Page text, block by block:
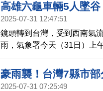
高雄六龜車輛5人墜
搜救
2025-07-31 12:47:51
鏡頭轉到台灣，受到西南氣
雨，氣象署今天（31日）上
報，其中台中、南投、嘉義
也陸續傳出災情。
豪雨襲！台灣7縣市
2025-07-31 07:25:49